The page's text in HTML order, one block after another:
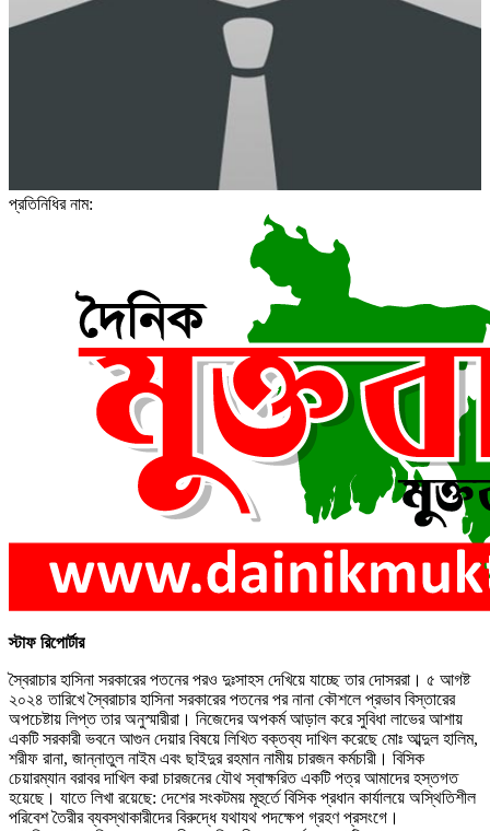
প্রতিনিধির নাম:
স্টাফ রিপোর্টার
স্বৈরাচার হাসিনা সরকারের পতনের পরও দুঃসাহস দেখিয়ে যাচ্ছে তার দোসররা। ৫ আগষ্ট
২০২৪ তারিখে স্বৈরাচার হাসিনা সরকারের পতনের পর নানা কৌশলে প্রভাব বিস্তারের
অপচেষ্টায় লিপ্ত তার অনুস্মারীরা। নিজেদের অপকর্ম আড়াল করে সুবিধা লাভের আশায়
একটি সরকারী ভবনে আগুন দেয়ার বিষয়ে লিখিত বক্তব্য দাখিল করেছে মোঃ আব্দুল হালিম,
শরীফ রানা, জান্নাতুল নাইম এবং ছাইদুর রহমান নামীয় চারজন কর্মচারী। বিসিক
চেয়ারম্যান বরাবর দাখিল করা চারজনের যৌথ স্বাক্ষরিত একটি পত্র আমাদের হস্তগত
হয়েছে। যাতে লিখা রয়েছে: দেশের সংকটময় মূহুর্তে বিসিক প্রধান কার্যালয়ে অস্থিতিশীল
পরিবেশ তৈরীর ব্যবস্থাকারীদের বিরুদ্ধে যথাযথ পদক্ষেপ গ্রহণ প্রসংগে।